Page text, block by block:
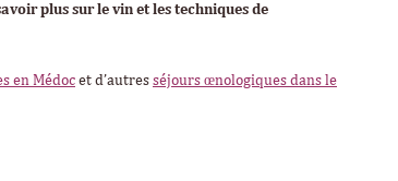
plus sur le vin et les techniques de
en Médoc et d’autres séjours œnologiques dans le